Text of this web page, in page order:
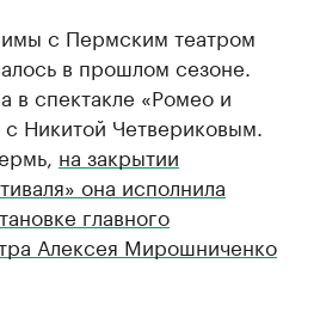
с Пермским театром
в прошлом сезоне.
в спектакле «Ромео и
с Никитой Четвериковым.
на закрытии
она исполнила
главного
Алексея Мирошниченко